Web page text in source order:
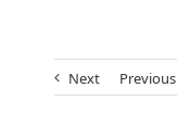
Previous
Next